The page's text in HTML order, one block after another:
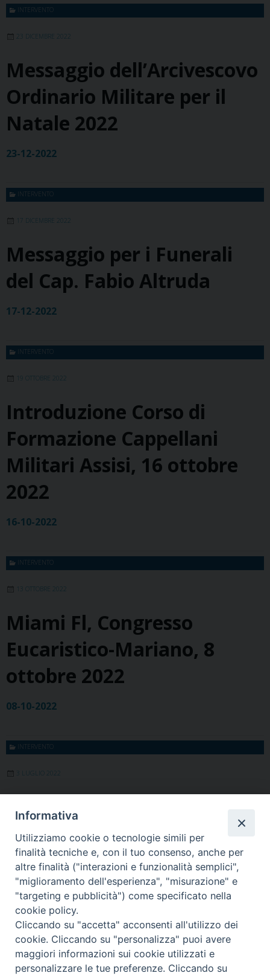
INTERVENTO
23 DICEMBRE 2022
Messaggio dell’Arcivescovo
Ordinario Militare per il
Natale 2022
23-12-2022
INTERVENTO
17 DICEMBRE 2022
Messaggio per i Funerali
del Cap. Fabio Altruda
17-12-2022
INTERVENTO
19 OTTOBRE 2022
Introduzione Corso di
Formazione Cappellani
Militari Assisi, 16 ottobre
2022
16-10-2022
INTERVENTO
13 OTTOBRE 2022
Miami Fl, Congresso
Eucaristico-Mariano, 8
ottobre 2022
08-10-2022
INTERVENTO
3 LUGLIO 2022
Conferenza Internazionale
per Vescovi Militari Vienna,
26 -29 giugno 2022
29-06-2022
« Pagina precedente Pagina successiva »
Ordinariato Militare per l'Italia
Informativa
Utilizziamo cookie o tecnologie simili per
finalità tecniche e, con il tuo consenso, anche per
altre finalità ("interazioni e funzionalità semplici",
"miglioramento dell'esperienza", "misurazione" e
"targeting e pubblicità") come specificato nella
cookie policy.
Cliccando su "accetta" acconsenti all'utilizzo dei
cookie. Cliccando su "personalizza" puoi avere
maggiori informazioni sui cookie utilizzati e
personalizzare le tue preferenze. Cliccando su